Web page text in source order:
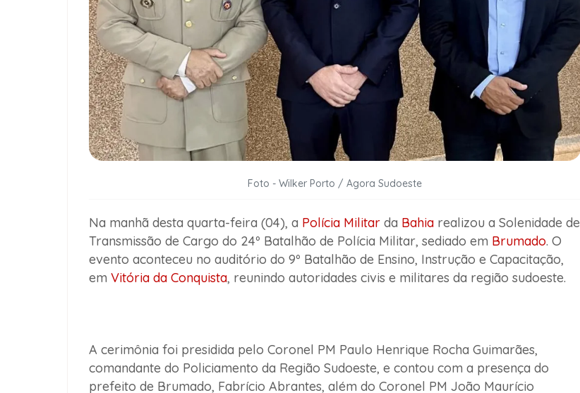
Foto - Wilker Porto / Agora Sudoeste
Na manhã desta quarta-feira (04), a Polícia Militarda Bahiarealizou a Solenidade de
Transmissão de Cargo do 24º Batalhão de Polícia Militar, sediado em Brumado. O
evento aconteceu no auditório do 9º Batalhão de Ensino, Instrução e Capacitação,
em Vitória da Conquista, reunindo autoridades civis e militares da região sudoeste.
A cerimônia foi presidida pelo Coronel PM Paulo Henrique Rocha Guimarães,
comandante do Policiamento da Região Sudoeste, e contou com a presença do
prefeito de Brumado, Fabrício Abrantes, além do Coronel PM João Maurício